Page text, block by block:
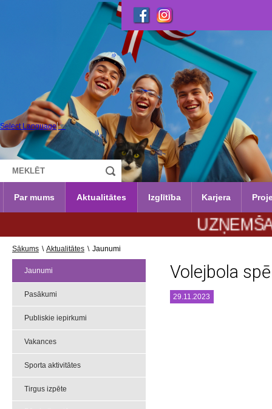
Select Language ▼
Par mums Aktualitātes Izglītība Karjera
Sākums \ Aktualitātes \ Jaunumi
Jaunumi
Pasākumi
Publiskie iepirkumi
Vakances
Sporta aktivitātes
Tirgus izpēte
Volejbola
29.11.2023